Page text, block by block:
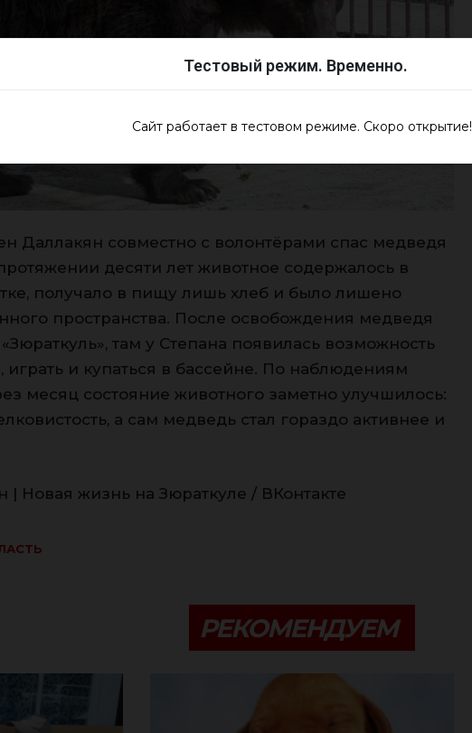
Тестовый режим. Временно.
Сайт работает в тестовом режиме. Скоро открытие!
Даллакян совместно с волонтёрами спас медведя
десяти лет животное содержалось в
получало в пищу лишь хлеб и было лишено
пространства. После освобождения медведя
там у Степана появилась возможность
играть и купаться в бассейне. По наблюдениям
месяц состояние животного заметно улучшилось:
а сам медведь стал гораздо активнее и
| Новая жизнь на Зюраткуле / ВКонтакте
РЕКОМЕНДУЕМ